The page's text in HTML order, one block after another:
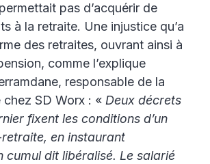
pas d’acquérir de
à la retraite. Une injustice qu’a
des retraites, ouvrant ainsi à
comme l’explique
responsable de la
SD Worx : « Deux décrets
fixent les conditions d’un
en instaurant
cumul dit libéralisé. Le salarié